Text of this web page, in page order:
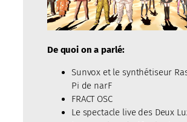
De quoi on a parlé:
Sunvox et le synthétiseur
Pi de narF
FRACT OSC
Le spectacle live des Deux